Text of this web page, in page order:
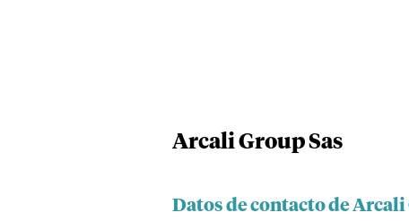
Arcali Group Sas
Datos de contacto de Arcali